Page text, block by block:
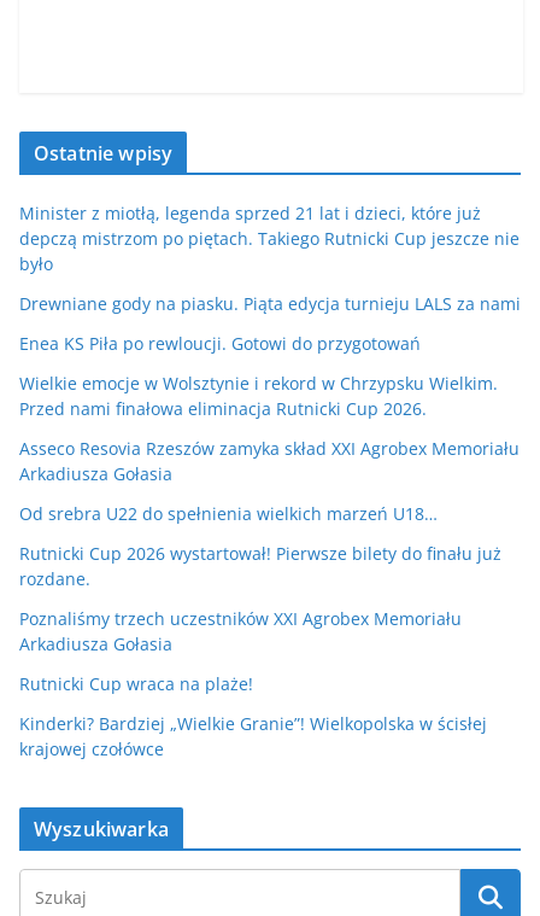
Ostatnie wpisy
Minister z miotłą, legenda sprzed 21 lat i dzieci, które już
depczą mistrzom po piętach. Takiego Rutnicki Cup jeszcze nie
było
Drewniane gody na piasku. Piąta edycja turnieju LALS za nami
Enea KS Piła po rewloucji. Gotowi do przygotowań
Wielkie emocje w Wolsztynie i rekord w Chrzypsku Wielkim.
Przed nami finałowa eliminacja Rutnicki Cup 2026.
Asseco Resovia Rzeszów zamyka skład XXI Agrobex Memoriału
Arkadiusza Gołasia
Od srebra U22 do spełnienia wielkich marzeń U18…
Rutnicki Cup 2026 wystartował! Pierwsze bilety do finału już
rozdane.
Poznaliśmy trzech uczestników XXI Agrobex Memoriału
Arkadiusza Gołasia
Rutnicki Cup wraca na plaże!
Kinderki? Bardziej „Wielkie Granie”! Wielkopolska w ścisłej
krajowej czołówce
Wyszukiwarka